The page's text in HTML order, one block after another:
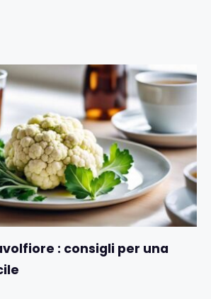
: consigli per una